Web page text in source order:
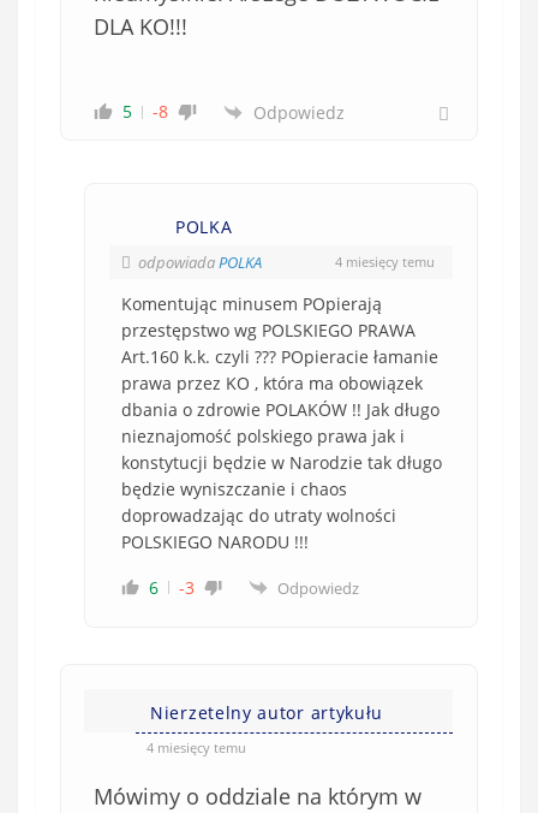
DLA KO!!!
5 -8 Odpowiedz
POLKA
odpowiadaPOLKA 4 miesięcy temu
Komentując minusem POpierają
przestępstwo wg POLSKIEGO PRAWA
Art.160 k.k. czyli ??? POpieracie łamanie
prawa przez KO , która ma obowiązek
dbania o zdrowie POLAKÓW !! Jak długo
nieznajomość polskiego prawa jak i
konstytucji będzie w Narodzie tak długo
będzie wyniszczanie i chaos
doprowadzając do utraty wolności
POLSKIEGO NARODU !!!
6
-3 Odpowiedz
Nierzetelny autor artykułu
4 miesięcy temu
Mówimy o oddziale na którym w